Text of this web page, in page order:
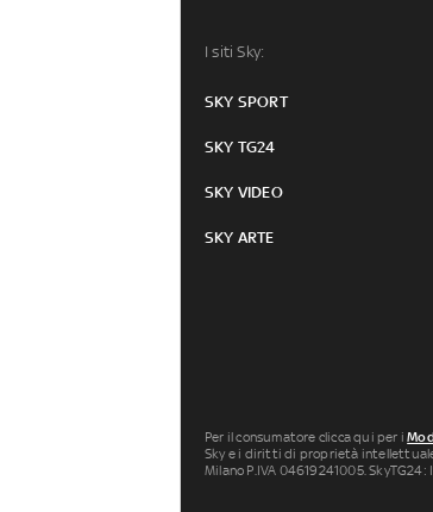
I siti Sky:
SKY SPORT
SKY TG24
SKY VIDEO
SKY ARTE
Per il consumatore clicca qui per i
Sky e i diritti di proprietà intellettuale
Milano P.IVA 04619241005. SkyTG24: